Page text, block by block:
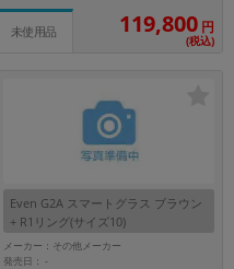
未使用品 119,800 円
(税込)
Even G2A スマートグラス ブラウン
+ R1リング(サイズ10)
メーカー：その他メーカー
発売日：-